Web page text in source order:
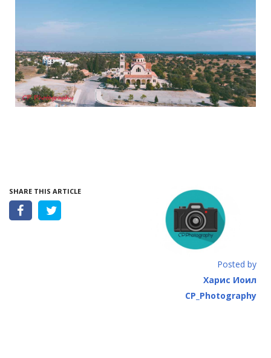
SHARE THIS ARTICLE
Posted by
Харис Иоил
CP_Photography